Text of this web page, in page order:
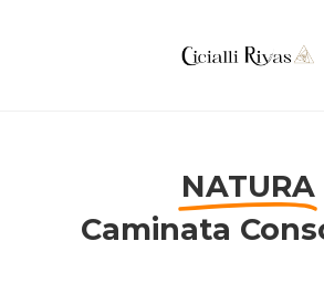
NATURA
Caminata